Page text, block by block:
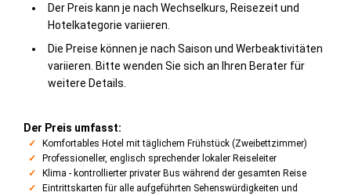
Der Preis kann je nach Wechselkurs, Reisezeit und
Hotelkategorie variieren.
Die Preise können je nach Saison und Werbeaktivitäten
variieren. Bitte wenden Sie sich an Ihren Berater für
weitere Details.
Der Preis umfasst:
Komfortables Hotel mit täglichem Frühstück (Zweibettzimmer)
Professioneller, englisch sprechender lokaler Reiseleiter
Klima - kontrollierter privater Bus während der gesamten Reise
Eintrittskarten für alle aufgeführten Sehenswürdigkeiten und